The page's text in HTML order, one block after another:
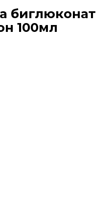
биглюконат
100мл